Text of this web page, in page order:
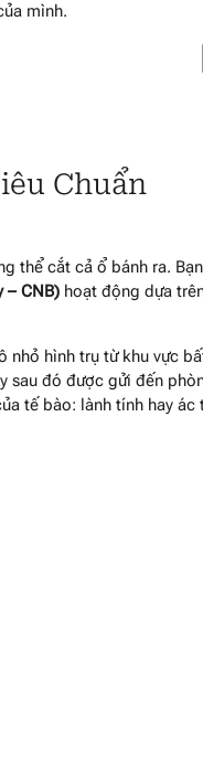
mình.
Chuẩn
thể cắt cả ổ bánh ra.
– CNB) hoạt động dựa
nhỏ hình trụ từ khu vực
sau đó được gửi đến
tế bào: lành tính hay ác